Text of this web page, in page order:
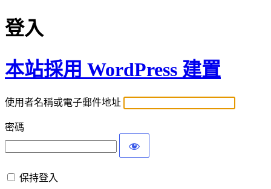
登入
本站採用 WordPress 建置
使用者名稱或電子郵件地址
密碼
保持登入